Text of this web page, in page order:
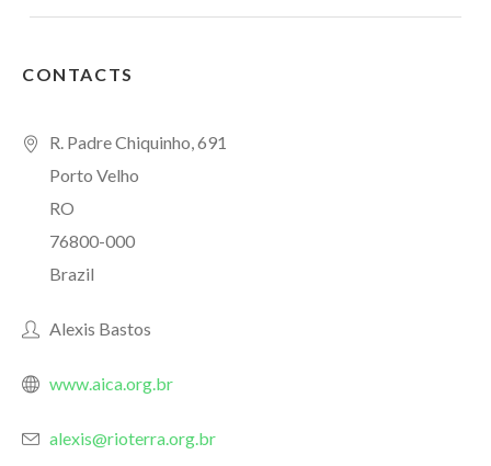
CONTACTS
R. Padre Chiquinho, 691
Porto Velho
RO
76800-000
Brazil
Alexis Bastos
www.aica.org.br
alexis@rioterra.org.br